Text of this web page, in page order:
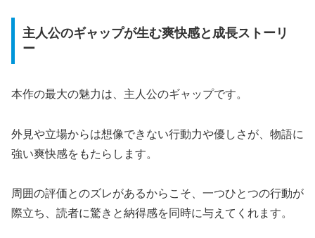
主人公のギャップが生む爽快感と成長ストーリ
ー
本作の最大の魅力は、主人公のギャップです。
外見や立場からは想像できない行動力や優しさが、物語に
強い爽快感をもたらします。
周囲の評価とのズレがあるからこそ、一つひとつの行動が
際立ち、読者に驚きと納得感を同時に与えてくれます。